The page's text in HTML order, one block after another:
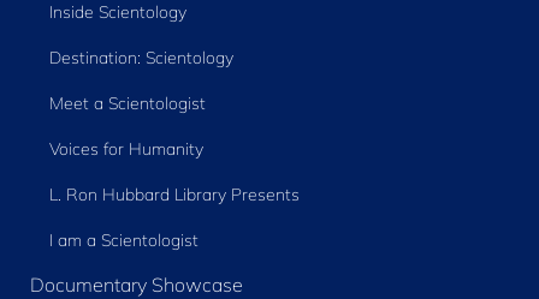
Inside Scientology
Destination: Scientology
Meet a Scientologist
Voices for Humanity
L. Ron Hubbard Library Presents
I am a Scientologist
Documentary Showcase